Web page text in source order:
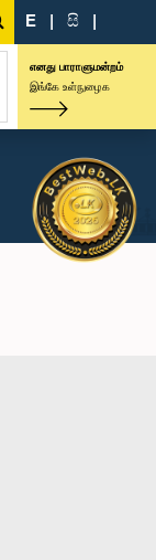
E | සි |
எனது பாராளுமன்றம்
இங்கே உள்நுழைக